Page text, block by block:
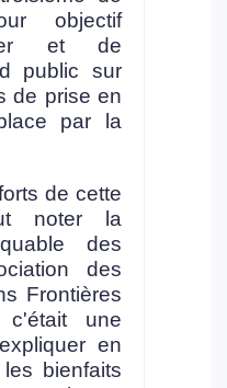
objectif
et de
public sur
de prise en
par la
de cette
noter la
des
des
Frontières
une
en
bienfaits